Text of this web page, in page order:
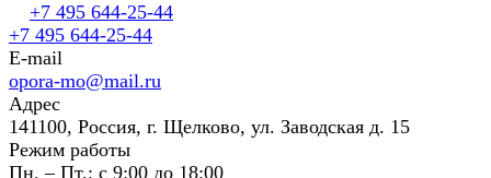
+7 495 644-25-44
+7 495 644-25-44
E-mail
opora-mo@mail.ru
Адрес
141100, Россия, г. Щелково, ул. Заводская д. 15
Режим работы
Пн. – Пт.: с 9:00 до 18:00